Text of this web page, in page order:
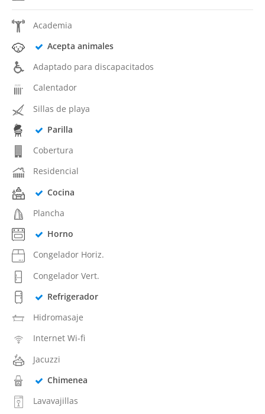
Academia
Acepta animales
Adaptado para discapacitados
Calentador
Sillas de playa
Parilla
Cobertura
Residencial
Cocina
Plancha
Horno
Congelador Horiz.
Congelador Vert.
Refrigerador
Hidromasaje
Internet Wi-fi
Jacuzzi
Chimenea
Lavavajillas